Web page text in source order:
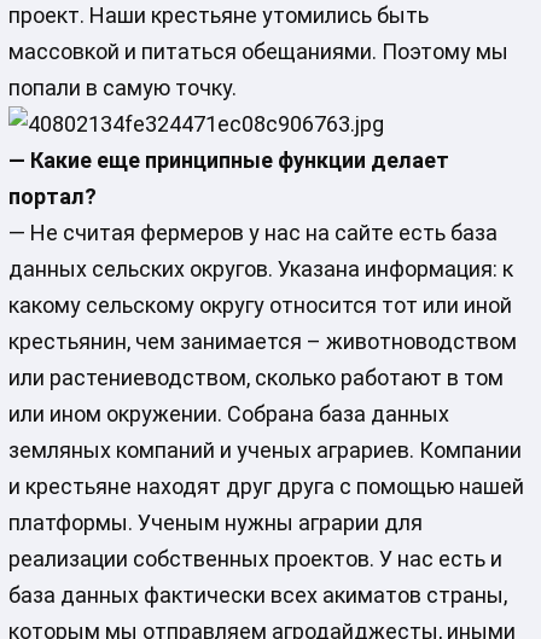
проект. Наши крестьяне утомились быть
массовкой и питаться обещаниями. Поэтому мы
попали в самую точку.
— Какие еще принципные функции делает
портал?
— Не считая фермеров у нас на сайте есть база
данных сельских округов. Указана информация: к
какому сельскому округу относится тот или иной
крестьянин, чем занимается – животноводством
или растениеводством, сколько работают в том
или ином окружении. Собрана база данных
земляных компаний и ученых аграриев. Компании
и крестьяне находят друг друга с помощью нашей
платформы. Ученым нужны аграрии для
реализации собственных проектов. У нас есть и
база данных фактически всех акиматов страны,
которым мы отправляем агродайджесты, иными